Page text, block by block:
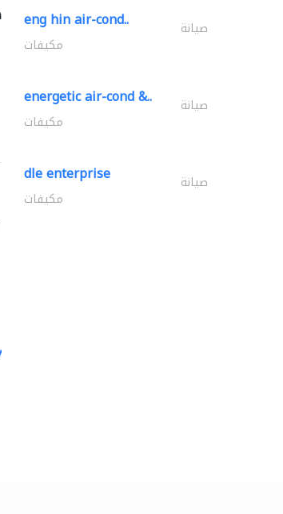
arch general..
eng hin air-cond.. صيانة
مكيفات
energetic air-cond &.. صيانة
مكيفات
dle enterprise صيانة
مكيفات